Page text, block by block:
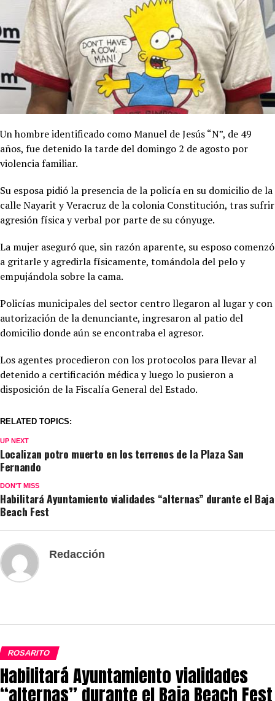
Un hombre identificado como Manuel de Jesús “N”, de 49
años, fue detenido la tarde del domingo 2 de agosto por
violencia familiar.
Su esposa pidió la presencia de la policía en su domicilio de la
calle Nayarit y Veracruz de la colonia Constitución, tras sufrir
agresión física y verbal por parte de su cónyuge.
La mujer aseguró que, sin razón aparente, su esposo comenzó
a gritarle y agredirla físicamente, tomándola del pelo y
empujándola sobre la cama.
Policías municipales del sector centro llegaron al lugar y con
autorización de la denunciante, ingresaron al patio del
domicilio donde aún se encontraba el agresor.
Los agentes procedieron con los protocolos para llevar al
detenido a certificación médica y luego lo pusieron a
disposición de la Fiscalía General del Estado.
RELATED TOPICS:
UP NEXT
Localizan potro muerto en los terrenos de la Plaza San
Fernando
DON'T MISS
Habilitará Ayuntamiento vialidades “alternas” durante el Baja
Beach Fest
Redacción
ROSARITO
Habilitará Ayuntamiento vialidades
“alternas” durante el Baja Beach Fest